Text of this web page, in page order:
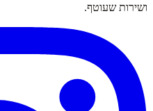
ושירות שעוטף.